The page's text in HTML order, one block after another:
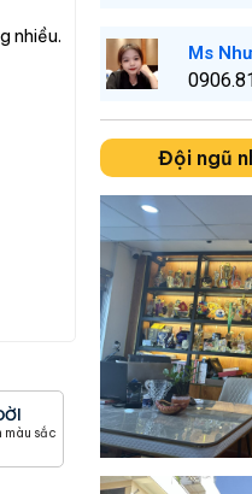
nhiều.
màu sắc
Ms Như
Đội ngũ